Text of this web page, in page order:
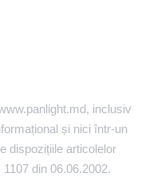
inclusiv
și nici într-un
dispozițiile articolelor
din 06.06.2002.